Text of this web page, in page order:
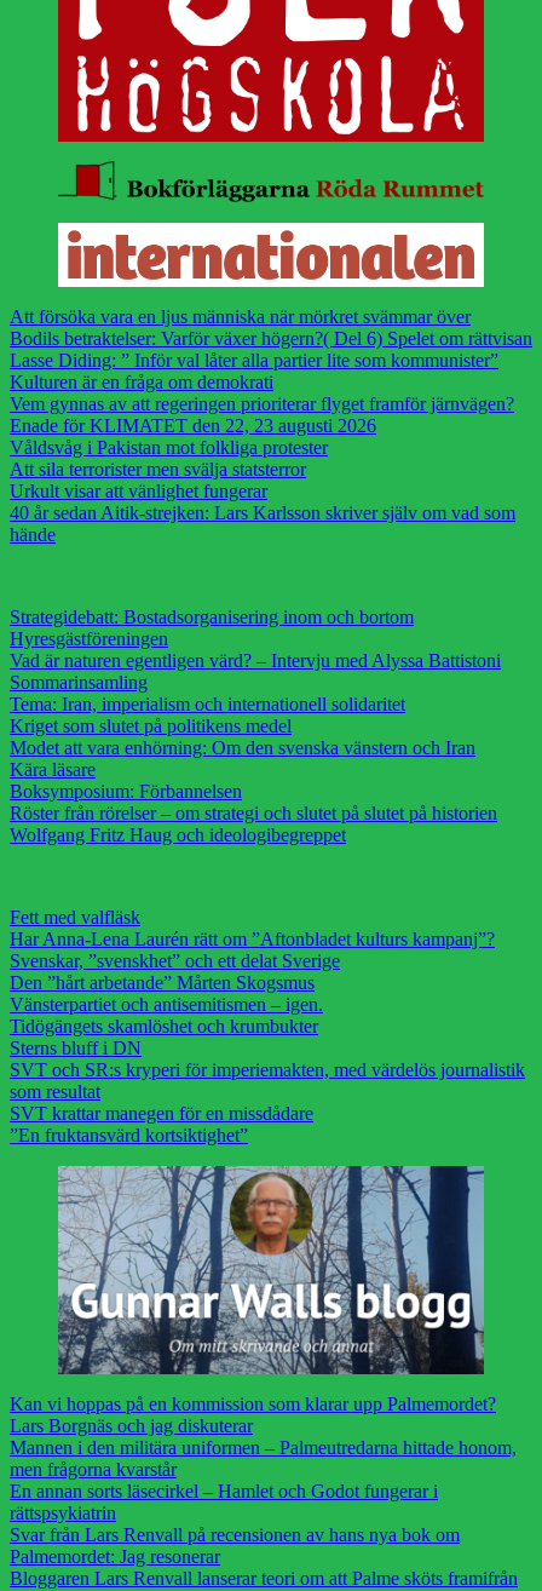
Att försöka vara en ljus människa när mörkret svämmar över
Bodils betraktelser: Varför växer högern?( Del 6) Spelet om rättvisan
Lasse Diding: ” Inför val låter alla partier lite som kommunister”
Kulturen är en fråga om demokrati
Vem gynnas av att regeringen prioriterar flyget framför järnvägen?
Enade för KLIMATET den 22, 23 augusti 2026
Våldsvåg i Pakistan mot folkliga protester
Att sila terrorister men svälja statsterror
Urkult visar att vänlighet fungerar
40 år sedan Aitik-strejken: Lars Karlsson skriver själv om vad som
hände
Strategidebatt: Bostadsorganisering inom och bortom
Hyresgästföreningen
Vad är naturen egentligen värd? – Intervju med Alyssa Battistoni
Sommarinsamling
Tema: Iran, imperialism och internationell solidaritet
Kriget som slutet på politikens medel
Modet att vara enhörning: Om den svenska vänstern och Iran
Kära läsare
Boksymposium: Förbannelsen
Röster från rörelser – om strategi och slutet på slutet på historien
Wolfgang Fritz Haug och ideologibegreppet
Fett med valfläsk
Har Anna-Lena Laurén rätt om ”Aftonbladet kulturs kampanj”?
Svenskar, ”svenskhet” och ett delat Sverige
Den ”hårt arbetande” Mårten Skogsmus
Vänsterpartiet och antisemitismen – igen.
Tidögängets skamlöshet och krumbukter
Sterns bluff i DN
SVT och SR:s kryperi för imperiemakten, med värdelös journalistik
som resultat
SVT krattar manegen för en missdådare
”En fruktansvärd kortsiktighet”
Kan vi hoppas på en kommission som klarar upp Palmemordet?
Lars Borgnäs och jag diskuterar
Mannen i den militära uniformen – Palmeutredarna hittade honom,
men frågorna kvarstår
En annan sorts läsecirkel – Hamlet och Godot fungerar i
rättspsykiatrin
Svar från Lars Renvall på recensionen av hans nya bok om
Palmemordet: Jag resonerar
Bloggaren Lars Renvall lanserar teori om att Palme sköts framifrån